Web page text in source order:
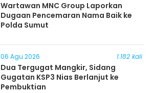
Wartawan MNC Group Laporkan
Dugaan Pencemaran Nama Baik ke
Polda Sumut
06 Agu 2026 1.182 kali
Dua Tergugat Mangkir, Sidang
Gugatan KSP3 Nias Berlanjut ke
Pembuktian